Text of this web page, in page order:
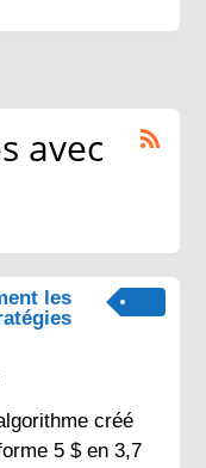
avec
les
créé
5 $ en 3,7